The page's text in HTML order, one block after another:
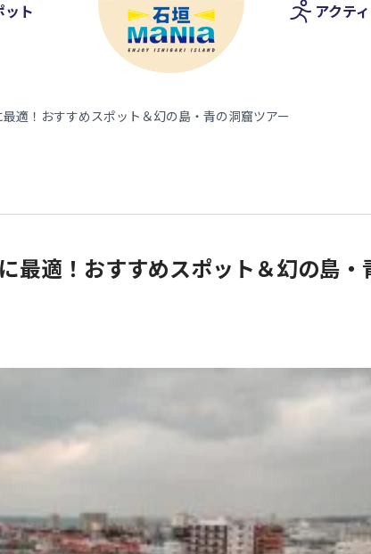
ット アクテ
適！おすすめスポット＆幻の島・青の洞窟ツアー
最適！おすすめスポット＆幻の島・